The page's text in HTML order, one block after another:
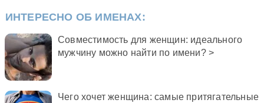
ИНТЕРЕСНО ОБ ИМЕНАХ:
Совместимость для женщин: идеального
мужчину можно найти по имени? >
Чего хочет женщина: самые притягательные